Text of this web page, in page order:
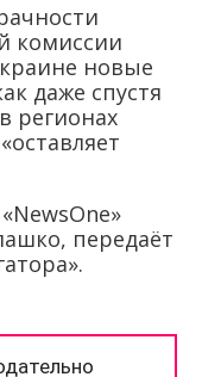
комиссии
новые
даже спустя
регионах
передаёт